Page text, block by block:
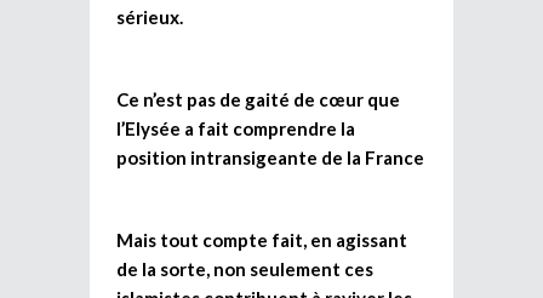
sérieux.
Ce n’est pas de gaité de cœur que
l’Elysée a fait comprendre la
position intransigeante de la France
Mais tout compte fait, en agissant
de la sorte, non seulement ces